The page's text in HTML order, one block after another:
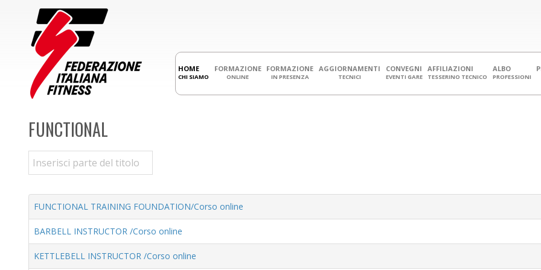
HOME
CHI SIAMO
FORMAZIONE
ONLINE
FORMAZIONE
IN PRESENZA
AGGIORNAMENTI
TECNICI
CONVEGNI
EVENTI GARE
AFFILIAZIONI
TESSERINO TECNICO
ALBO
PROFESSIONI
FUNCTIONAL
Inserisci parte del titolo
FUNCTIONAL TRAINING FOUNDATION/Corso online
BARBELL INSTRUCTOR /Corso online
KETTLEBELL INSTRUCTOR /Corso online